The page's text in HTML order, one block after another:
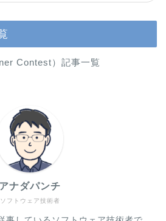
Contest）記事一覧
ソフトウェア技術者
アナダパンチ